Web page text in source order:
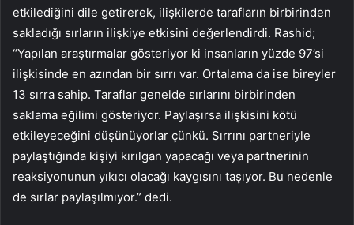
etkilediğini dile getirerek, ilişkilerde tarafların birbirinden
sakladığı sırların ilişkiye etkisini değerlendirdi. Rashid;
“Yapılan araştırmalar gösteriyor ki insanların yüzde 97’si
ilişkisinde en azından bir sırrı var. Ortalama da ise bireyler
13 sırra sahip. Taraflar genelde sırlarını birbirinden
saklama eğilimi gösteriyor. Paylaşırsa ilişkisini kötü
etkileyeceğini düşünüyorlar çünkü. Sırrını partneriyle
paylaştığında kişiyi kırılgan yapacağı veya partnerinin
reaksiyonunun yıkıcı olacağı kaygısını taşıyor. Bu nedenle
de sırlar paylaşılmıyor.” dedi.